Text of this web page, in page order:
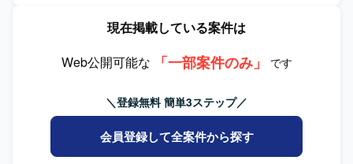
計、実装、単体・結合テストまで一連の工程をご対応いた
の検討、ドキュメント整備なども行っていただきます。
善点を自ら発信いただける方を求めております。 顧客やメ
ンバーと円滑にコミュニケーションを取りながら、粘り強
く業務を進められる方が望ましいです。 【ポジションの魅
力】 大規模なRPAシナリオの移行プロジェクトに参画いた
だけるため、Power Automate Desktopの経験を深く積むこ
現在掲載している案件は
Web公開可能な
「一部案件のみ」 です
＼登録無料 簡単3ステップ／
会員登録して全案件から探す